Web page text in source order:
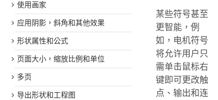
使用画家
应用阴影，斜角和其他效果
形状属性和公式
页面大小，缩放比例和单位
多页
导出形状和工程图
某些符号甚至
更智能，例
如，电机符号
将允许用户只
需单击鼠标右
键即可更改触
点、输出和连